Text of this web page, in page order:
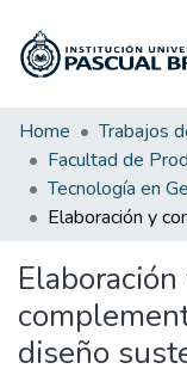
Communities &
All of DSpace
Statistics
Home Trabajos
diseño